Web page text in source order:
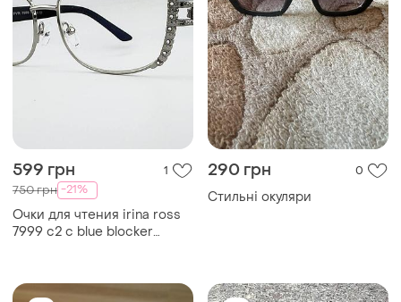
599 грн 1
750 грн -21%
Очки для чтения irina ross
7999 c2 с blue blocker
290 грн 0
Стильні окуляри